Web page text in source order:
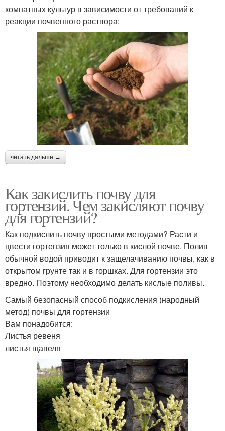
комнатных культур в зависимости от требований к
реакции почвенного раствора:
читать дальше →
Как закислить почву для
гортензий. Чем закисляют почву
для гортензий?
Как подкислить почву простыми методами? Расти и
цвести гортензия может только в кислой почве. Полив
обычной водой приводит к защелачиванию почвы, как в
открытом грунте так и в горшках. Для гортензии это
вредно. Поэтому необходимо делать кислые поливы.
Самый безопасный способ подкисления (народный
метод) почвы для гортензии
Вам понадобится:
Листья ревеня
листья щавеля